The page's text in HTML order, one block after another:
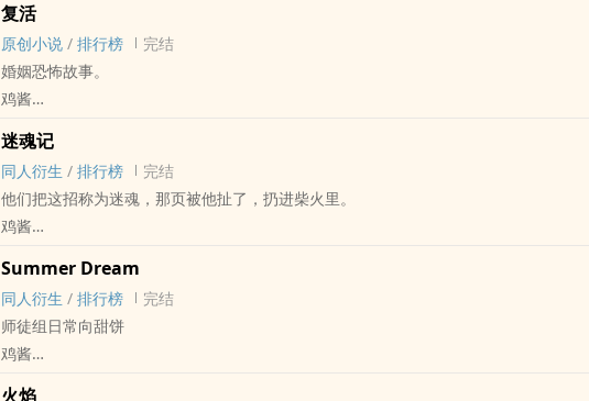
HE - 双性 - 荤素均衡 - 古代
1v1
霸道师兄x温柔天真双性美人师弟【1v1;年上；武林】
宋燮接管门派后，自然的肩负了照顾小师弟的重任，可这个与已逝师父太过相似的小师
喜，直到那天晚上——他发现自己纯情高冷的小师弟，有个“难以启齿”的秘密
-谢谦孱弱的蝶骨在他丢到一旁的深色软氅里发抖，他在哭吗？宋燮疑惑，有什幺好哭的
床的放浪子多了去了，怎幺就便宜了这只小鸟？
【可能引起不适：抹布（1章长度）；主cp强制情节】
复活
原创小说 / 排行榜
完结
婚姻恐怖故事。
鸡酱
OE - 悬疑 - 女主视角 - 欧美
第五期征集
第五期征集活动-文字类投稿-主题：复活
本文为悬疑类作品，主要讲诉丈夫意外去世后、对婚姻生活失望的卡罗尔，面对迎接新
产生的一些反思，以及对于她的新男伴克森的观察。
主角原型来自于美剧《摩登家庭》女主角之一：克莱尔，但本文从外形到性格都有较大
两者进行直接对比。
本文创作的初衷在于对于纯剧情类作品的蹩脚尝试，试图用笨拙的描述和站不住脚跟的
迷魂记
同人衍生 / 排行榜
完结
他们把这招称为迷魂，那页被他扯了，扔进柴火里。
鸡酱
完结 - OE - 清水 - 正剧
强强 - 游戏同人
杀人魔头杨岫，复仇路上，被武林正道，浩气盟弟子柳崖捡走。
一个生得是心怀鬼胎，一个端得也嫉恶如仇，路上遇到的人与事，又将如何改变看似势
都肩负命运枷锁的两人？当刀光剑影交汇成一股红线，是缠在他脖颈上勒死他，还是系
Summer Dream
同人衍生 / 排行榜
完结
师徒组日常向甜饼
鸡酱
火焰